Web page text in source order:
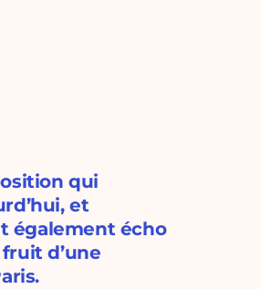
qui
et
également écho
d’une